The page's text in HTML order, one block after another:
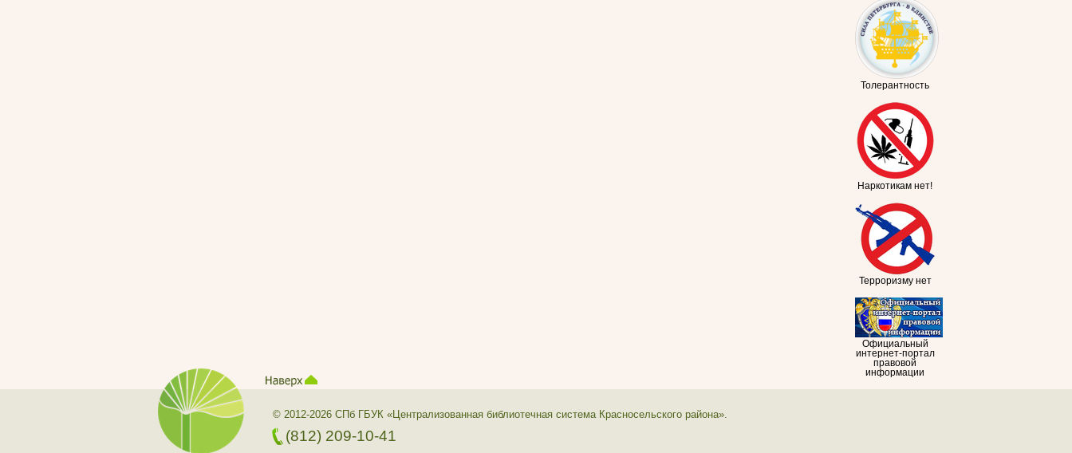
Толерантность
Наркотикам нет!
Терроризму нет
Официальный
интернет-портал
правовой
информации
© 2012-2026 СПб ГБУК «Централизованная библиотечная система Красносельского района».
(812) 209-10-41